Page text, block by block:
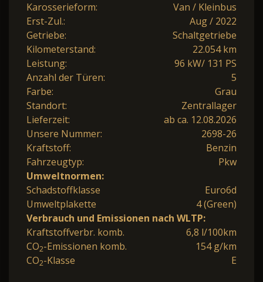
Karosserieform:
Van / Kleinbus
Erst-Zul.:
Aug / 2022
Getriebe:
Schaltgetriebe
Kilometerstand:
22.054 km
Leistung:
96 kW/ 131 PS
Anzahl der Türen:
5
Farbe:
Grau
Standort:
Zentrallager
Lieferzeit:
ab ca. 12.08.2026
Unsere Nummer:
2698-26
Kraftstoff:
Benzin
Fahrzeugtyp:
Pkw
Umweltnormen:
Schadstoffklasse
Euro6d
Umweltplakette
4 (Green)
Verbrauch und Emissionen nach WLTP:
Kraftstoffverbr. komb.
6,8 l/100km
CO2-Emissionen komb.
154 g/km
CO2-Klasse E